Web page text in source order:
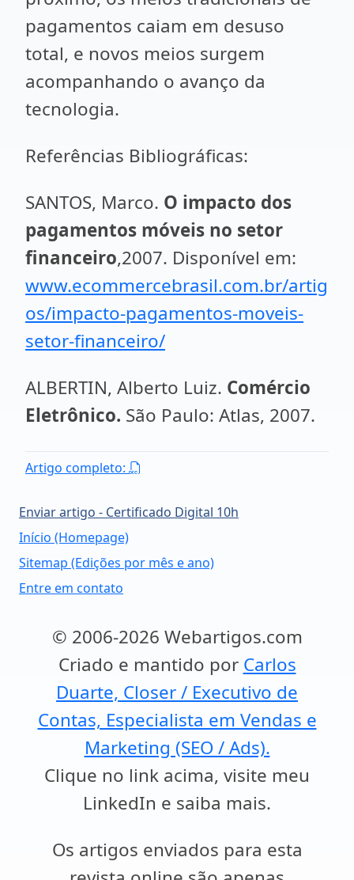
pagamentos caiam em desuso
total, e novos meios surgem
acompanhando o avanço da
tecnologia.
Referências Bibliográficas:
SANTOS, Marco. O impacto dos
pagamentos móveis no setor
financeiro,2007. Disponível em:
www.ecommercebrasil.com.br/artig
os/impacto-pagamentos-moveis-
setor-financeiro/
ALBERTIN, Alberto Luiz. Comércio
Eletrônico. São Paulo: Atlas, 2007.
Artigo completo:
Enviar artigo - Certificado Digital 10h
Início (Homepage)
Sitemap (Edições por mês e ano)
Entre em contato
© 2006-2026 Webartigos.com
Criado e mantido por Carlos
Duarte, Closer / Executivo de
Contas, Especialista em Vendas e
Marketing (SEO / Ads).
Clique no link acima, visite meu
LinkedIn e saiba mais.
Os artigos enviados para esta